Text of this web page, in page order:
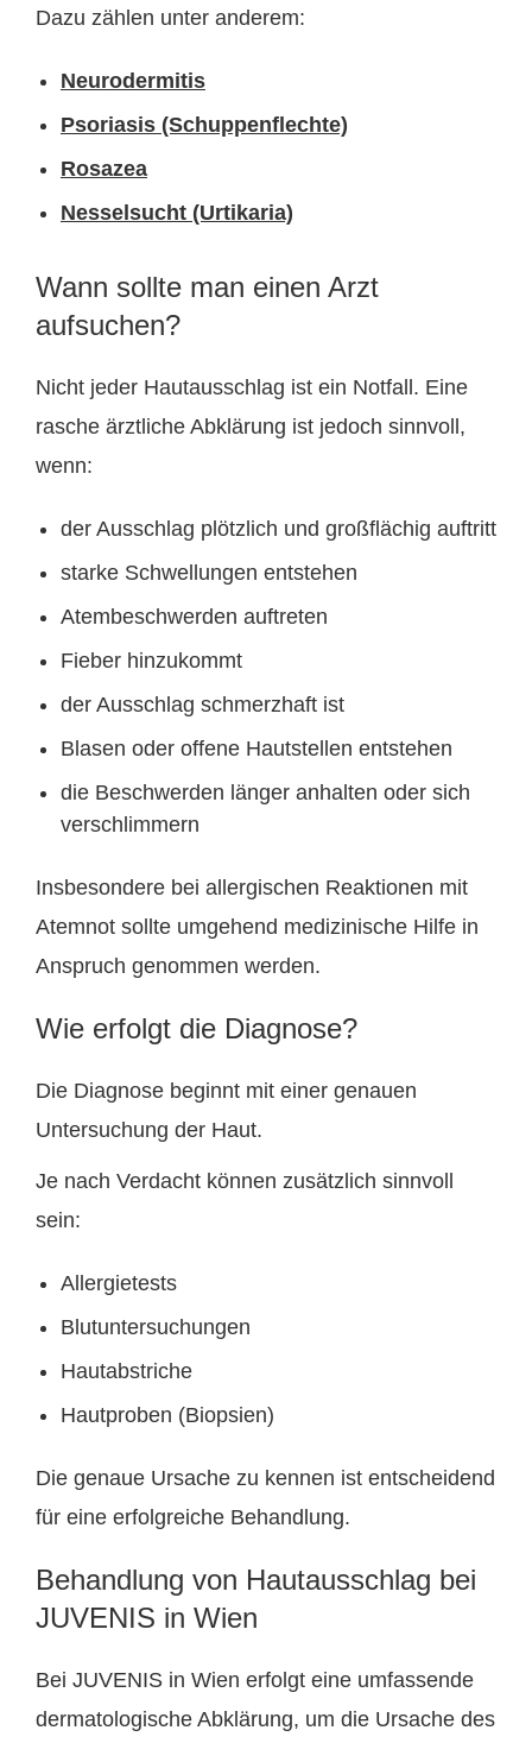
Dazu zählen unter anderem:
Neurodermitis
Psoriasis (Schuppenflechte)
Rosazea
Nesselsucht (Urtikaria)
Wann sollte man einen Arzt
aufsuchen?
Nicht jeder Hautausschlag ist ein Notfall. Eine
rasche ärztliche Abklärung ist jedoch sinnvoll,
wenn:
der Ausschlag plötzlich und großflächig auftritt
starke Schwellungen entstehen
Atembeschwerden auftreten
Fieber hinzukommt
der Ausschlag schmerzhaft ist
Blasen oder offene Hautstellen entstehen
die Beschwerden länger anhalten oder sich
verschlimmern
Insbesondere bei allergischen Reaktionen mit
Atemnot sollte umgehend medizinische Hilfe in
Anspruch genommen werden.
Wie erfolgt die Diagnose?
Die Diagnose beginnt mit einer genauen
Untersuchung der Haut.
Je nach Verdacht können zusätzlich sinnvoll
sein:
Allergietests
Blutuntersuchungen
Hautabstriche
Hautproben (Biopsien)
Die genaue Ursache zu kennen ist entscheidend
für eine erfolgreiche Behandlung.
Behandlung von Hautausschlag bei
JUVENIS in Wien
Bei JUVENIS in Wien erfolgt eine umfassende
dermatologische Abklärung, um die Ursache des